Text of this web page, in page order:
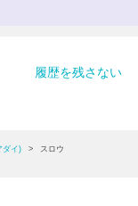
履歴を残さない
ダイ) >
スロウ